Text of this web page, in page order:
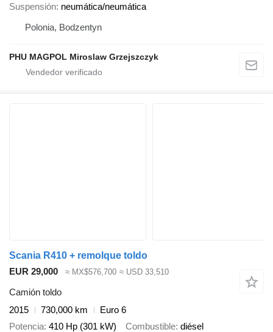
Suspensión neumática/neumática
Polonia, Bodzentyn
PHU MAGPOL Miroslaw Grzejszczyk
Scania R410 + remolque toldo
EUR 29,000
≈ MX$576,700 ≈ USD 33,510
Camión toldo
2015
730,000 km
Euro 6
Potencia 410 Hp (301 kW) Combustible diésel